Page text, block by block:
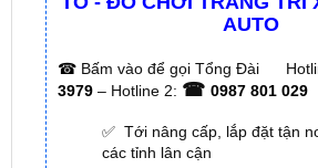
☎Bấm vào để gọi Tổng Đài
0987 801 029
✅ Tới nâng cấp, lắp đặt tận
các tỉnh lân cận
✅ Cam kết: Tư vấn tận nơi
kém chất lượng ( hay lỗi do